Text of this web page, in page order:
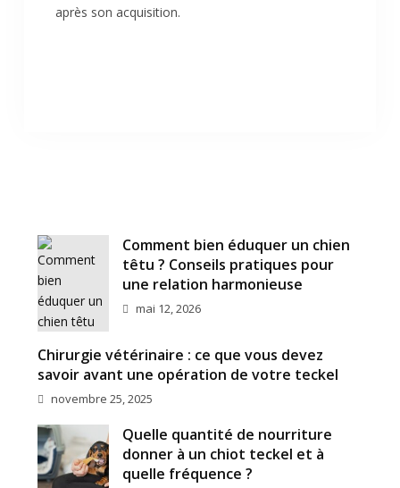
après son acquisition.
Comment bien éduquer un chien
têtu ? Conseils pratiques pour
une relation harmonieuse
mai 12, 2026
Chirurgie vétérinaire : ce que vous devez
savoir avant une opération de votre teckel
novembre 25, 2025
Quelle quantité de nourriture
donner à un chiot teckel et à
quelle fréquence ?